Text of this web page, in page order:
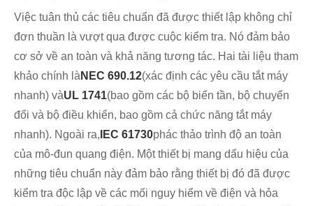
Việc tuân thủ các tiêu chuẩn đã được thiết lập không chỉ
đơn thuần là vượt qua được cuộc kiểm tra. Nó đảm bảo
cơ sở về an toàn và khả năng tương tác. Hai tài liệu tham
khảo chính là NEC 690.12(xác định các yêu cầu tắt máy
nhanh) vàUL 1741(bao gồm các bộ biến tần, bộ chuyển
đổi và bộ điều khiển, bao gồm cả chức năng tắt máy
nhanh). Ngoài ra, IEC 61730phác thảo trình độ an toàn
của mô-đun quang điện. Một thiết bị mang dấu hiệu của
những tiêu chuẩn này đảm bảo rằng thiết bị đó đã được
kiểm tra độc lập về các mối nguy hiểm về điện và hỏa